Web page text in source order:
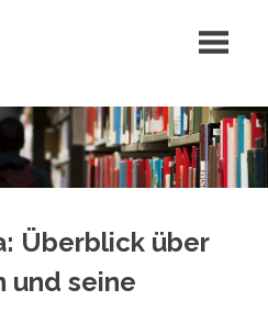
Fernstudium
Bachelor
Überblick über
und seine